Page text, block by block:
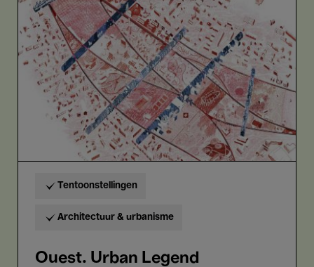
Legend
Tentoonstellingen
Architectuur & urbanisme
Ouest. Urban Legend